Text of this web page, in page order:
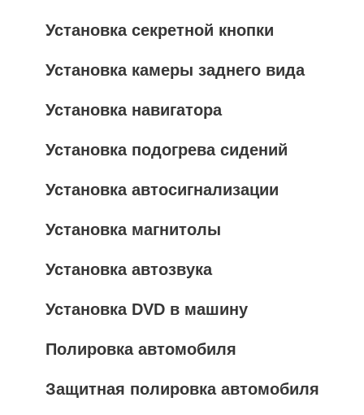
Установка секретной кнопки
Установка камеры заднего вида
Установка навигатора
Установка подогрева сидений
Установка автосигнализации
Установка магнитолы
Установка автозвука
Установка DVD в машину
Полировка автомобиля
Защитная полировка автомобиля